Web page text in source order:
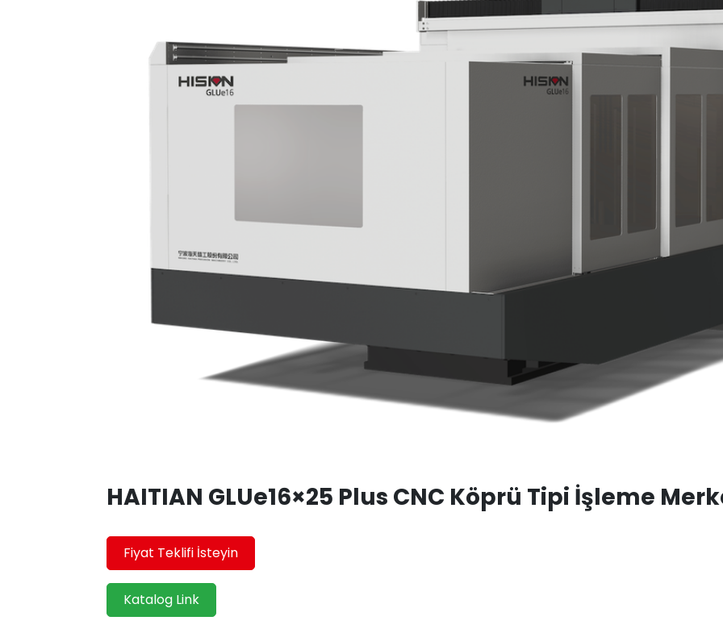
HAITIAN GLUe16×25 Plus CNC Köprü Tipi İşleme
Fiyat Teklifi İsteyin
Katalog Link